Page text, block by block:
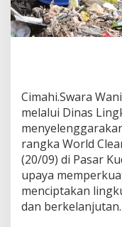
Cimahi.Swara
melalui Dinas
rangka World
(20/09) di Pasar
upaya
menciptakan
dan berkelanjutan.